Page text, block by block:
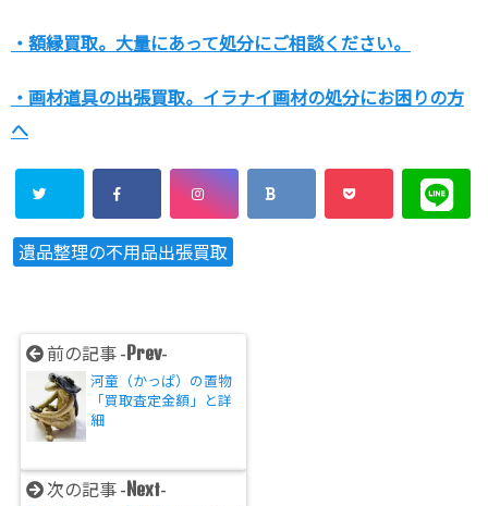
・額縁買取。大量にあって処分にご相談ください。
・画材道具の出張買取。イラナイ画材の処分にお困りの方
へ
遺品整理の不用品出張買取
前の記事 -Prev-
河童（かっぱ）の置物
「買取査定金額」と詳
細
次の記事 -Next-